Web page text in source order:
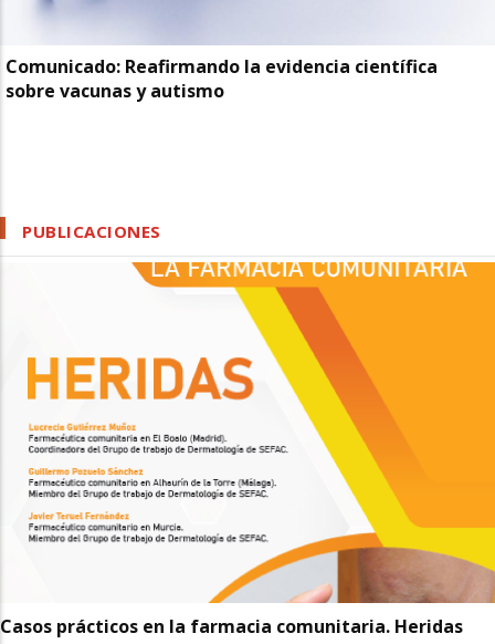
Comunicado: Reafirmando la evidencia científica
sobre vacunas y autismo
PUBLICACIONES
Casos prácticos en la farmacia comunitaria. Heridas